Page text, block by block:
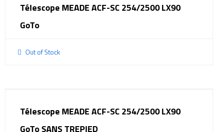
Télescope MEADE ACF-SC 254/2500 LX90
GoTo
Out of Stock
Télescope MEADE ACF-SC 254/2500 LX90
GoTo SANS TREPIED